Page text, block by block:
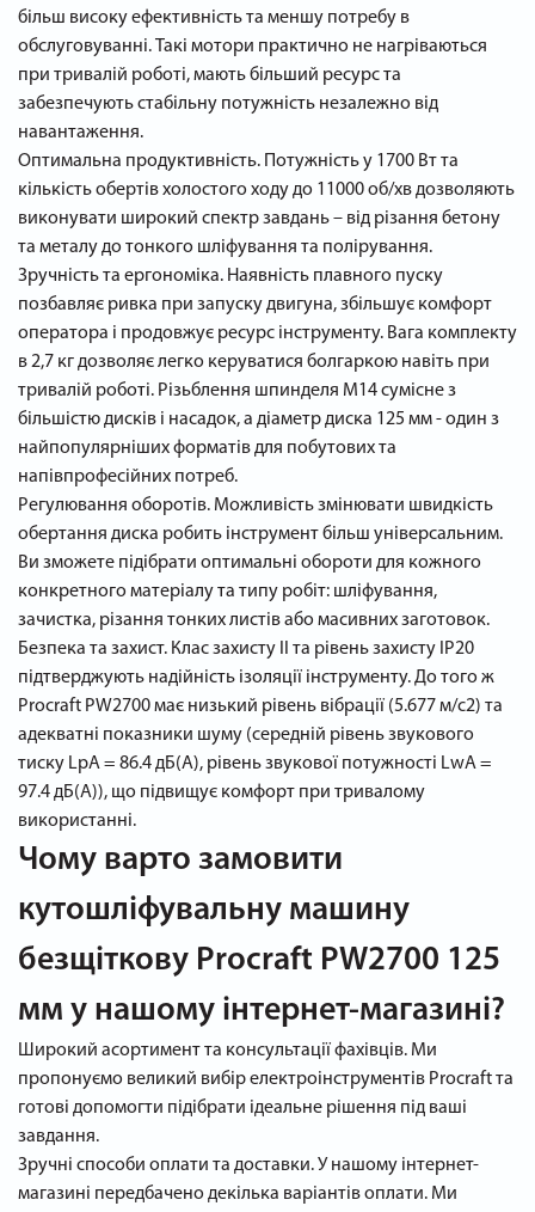
більш високу ефективність та меншу потребу в
обслуговуванні. Такі мотори практично не нагріваються
при тривалій роботі, мають більший ресурс та
забезпечують стабільну потужність незалежно від
навантаження.
Оптимальна продуктивність. Потужність у 1700 Вт та
кількість обертів холостого ходу до 11000 об/хв дозволяють
виконувати широкий спектр завдань – від різання бетону
та металу до тонкого шліфування та полірування.
Зручність та ергономіка. Наявність плавного пуску
позбавляє ривка при запуску двигуна, збільшує комфорт
оператора і продовжує ресурс інструменту. Вага комплекту
в 2,7 кг дозволяє легко керуватися болгаркою навіть при
тривалій роботі. Різьблення шпинделя М14 сумісне з
більшістю дисків і насадок, а діаметр диска 125 мм - один з
найпопулярніших форматів для побутових та
напівпрофесійних потреб.
Регулювання оборотів. Можливість змінювати швидкість
обертання диска робить інструмент більш універсальним.
Ви зможете підібрати оптимальні обороти для кожного
конкретного матеріалу та типу робіт: шліфування,
зачистка, різання тонких листів або масивних заготовок.
Безпека та захист. Клас захисту II та рівень захисту IP20
підтверджують надійність ізоляції інструменту. До того ж
Procraft PW2700 має низький рівень вібрації (5.677 м/с2) та
адекватні показники шуму (середній рівень звукового
тиску LpA = 86.4 дБ(А), рівень звукової потужності LwA =
97.4 дБ(А)), що підвищує комфорт при тривалому
використанні.
Чому варто замовити
кутошліфувальну машину
безщіткову Procraft PW2700 125
мм у нашому інтернет-магазині?
Широкий асортимент та консультації фахівців. Ми
пропонуємо великий вибір електроінструментів Procraft та
готові допомогти підібрати ідеальне рішення під ваші
завдання.
Зручні способи оплати та доставки. У нашому інтернет-
магазині передбачено декілька варіантів оплати. Ми